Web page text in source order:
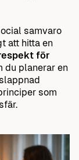
samvaro
att hitta en
för
du planerar en
som